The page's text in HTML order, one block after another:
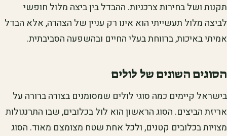
תקנות ושל בחירות צרכניות. ההבדל בין ביצה מלול חופשי
לביצה מלול תעשייתי הוא אינו רק עניין של הצהרה, אלא הבדל
אמיתי באיכות, ברווחת בעלי החיים ובהשפעה הסביבתית.
הסוגים השונים של לולים
בישראל קיימים כמה סוגי לולים שמסומנים בצורה ברורה על
אריזת הביצים. הסוג הראשון הוא לול בכלובים, שבו התרנגולות
מצויות בכלובים קטנים, ולכל אחת שטח מצומצם מאוד. הסוג